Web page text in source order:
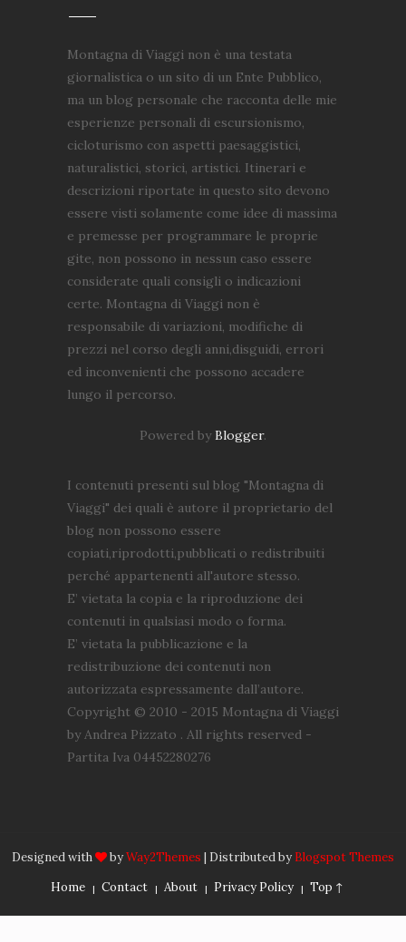
Montagna di Viaggi non è una testata
giornalistica o un sito di un Ente Pubblico,
ma un blog personale che racconta delle mie
esperienze personali di escursionismo,
cicloturismo con aspetti paesaggistici,
naturalistici, storici, artistici. Itinerari e
descrizioni riportate in questo sito devono
essere visti solamente come idee di massima
e premesse per programmare le proprie
gite, non possono in nessun caso essere
considerate quali consigli o indicazioni
certe. Montagna di Viaggi non è
responsabile di variazioni, modifiche di
prezzi nel corso degli anni,disguidi, errori
ed inconvenienti che possono accadere
lungo il percorso.
Powered byBlogger.
I contenuti presenti sul blog "Montagna di
Viaggi" dei quali è autore il proprietario del
blog non possono essere
copiati,riprodotti,pubblicati o redistribuiti
perché appartenenti all'autore stesso.
E’ vietata la copia e la riproduzione dei
contenuti in qualsiasi modo o forma.
E’ vietata la pubblicazione e la
redistribuzione dei contenuti non
autorizzata espressamente dall’autore.
Copyright © 2010 - 2015 Montagna di Viaggi
by Andrea Pizzato . All rights reserved -
Partita Iva 04452280276
Designed with byWay2Themes | Distributed by Blogspot Themes
Home
Contact About Privacy Policy Top ↑